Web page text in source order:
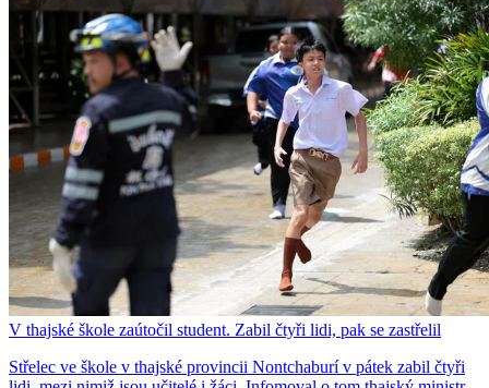
V thajské škole zaútočil student. Zabil čtyři lidi, pak se zastřelil
Střelec ve škole v thajské provincii Nontchaburí v pátek zabil čtyři